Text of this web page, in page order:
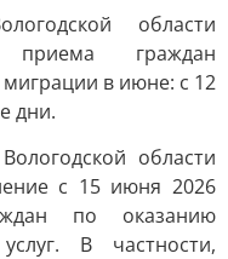
области
граждан
в июне: с 12
дни.
области
с 15 июня 2026
по оказанию
В частности,